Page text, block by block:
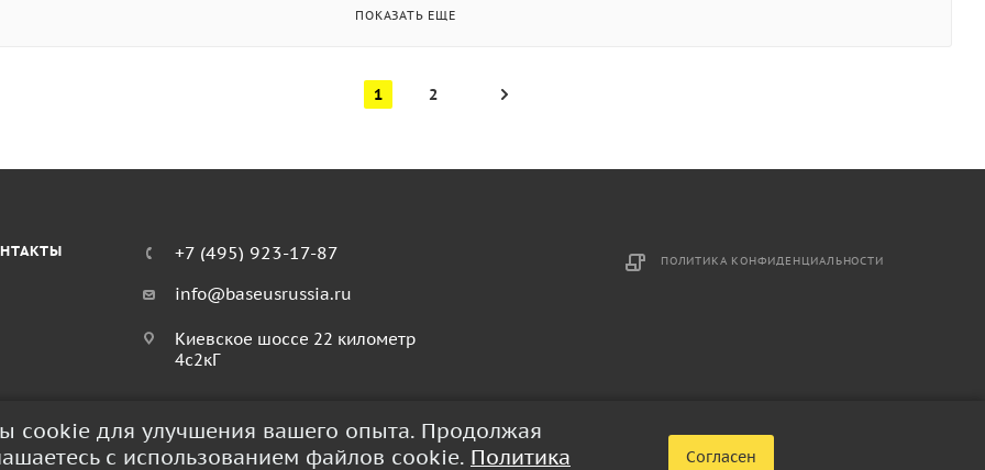
ПОКАЗАТЬ ЕЩЕ
1 2
+7 (495) 923-17-87
info@baseusrussia.ru
Киевское шоссе 22 километр
4с2кГ
ПОЛИТИКА КОНФИДЕНЦИАЛЬНОСТИ
cookie для улучшения вашего опыта. Продолжая
с использованием файлов cookie. Политика Согласен